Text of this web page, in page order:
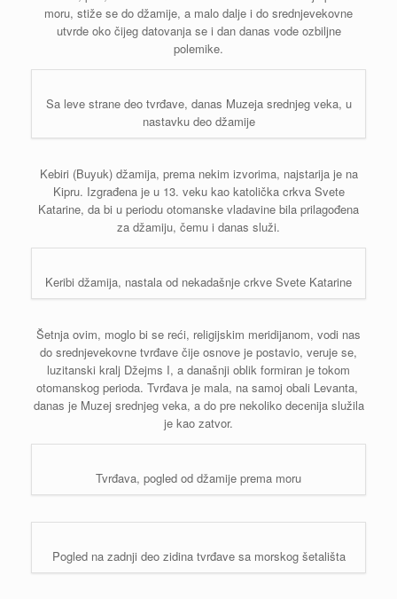
moru, stiže se do džamije, a malo dalje i do srednjevekovne
utvrde oko čijeg datovanja se i dan danas vode ozbiljne
polemike.
Sa leve strane deo tvrđave, danas Muzeja srednjeg veka, u
nastavku deo džamije
Kebiri (Buyuk) džamija, prema nekim izvorima, najstarija je na
Kipru. Izgrađena je u 13. veku kao katolička crkva Svete
Katarine, da bi u periodu otomanske vladavine bila prilagođena
za džamiju, čemu i danas služi.
Keribi džamija, nastala od nekadašnje crkve Svete Katarine
Šetnja ovim, moglo bi se reći, religijskim meridijanom, vodi nas
do srednjevekovne tvrđave čije osnove je postavio, veruje se,
luzitanski kralj Džejms I, a današnji oblik formiran je tokom
otomanskog perioda. Tvrđava je mala, na samoj obali Levanta,
danas je Muzej srednjeg veka, a do pre nekoliko decenija služila
je kao zatvor.
Tvrđava, pogled od džamije prema moru
Pogled na zadnji deo zidina tvrđave sa morskog šetališta